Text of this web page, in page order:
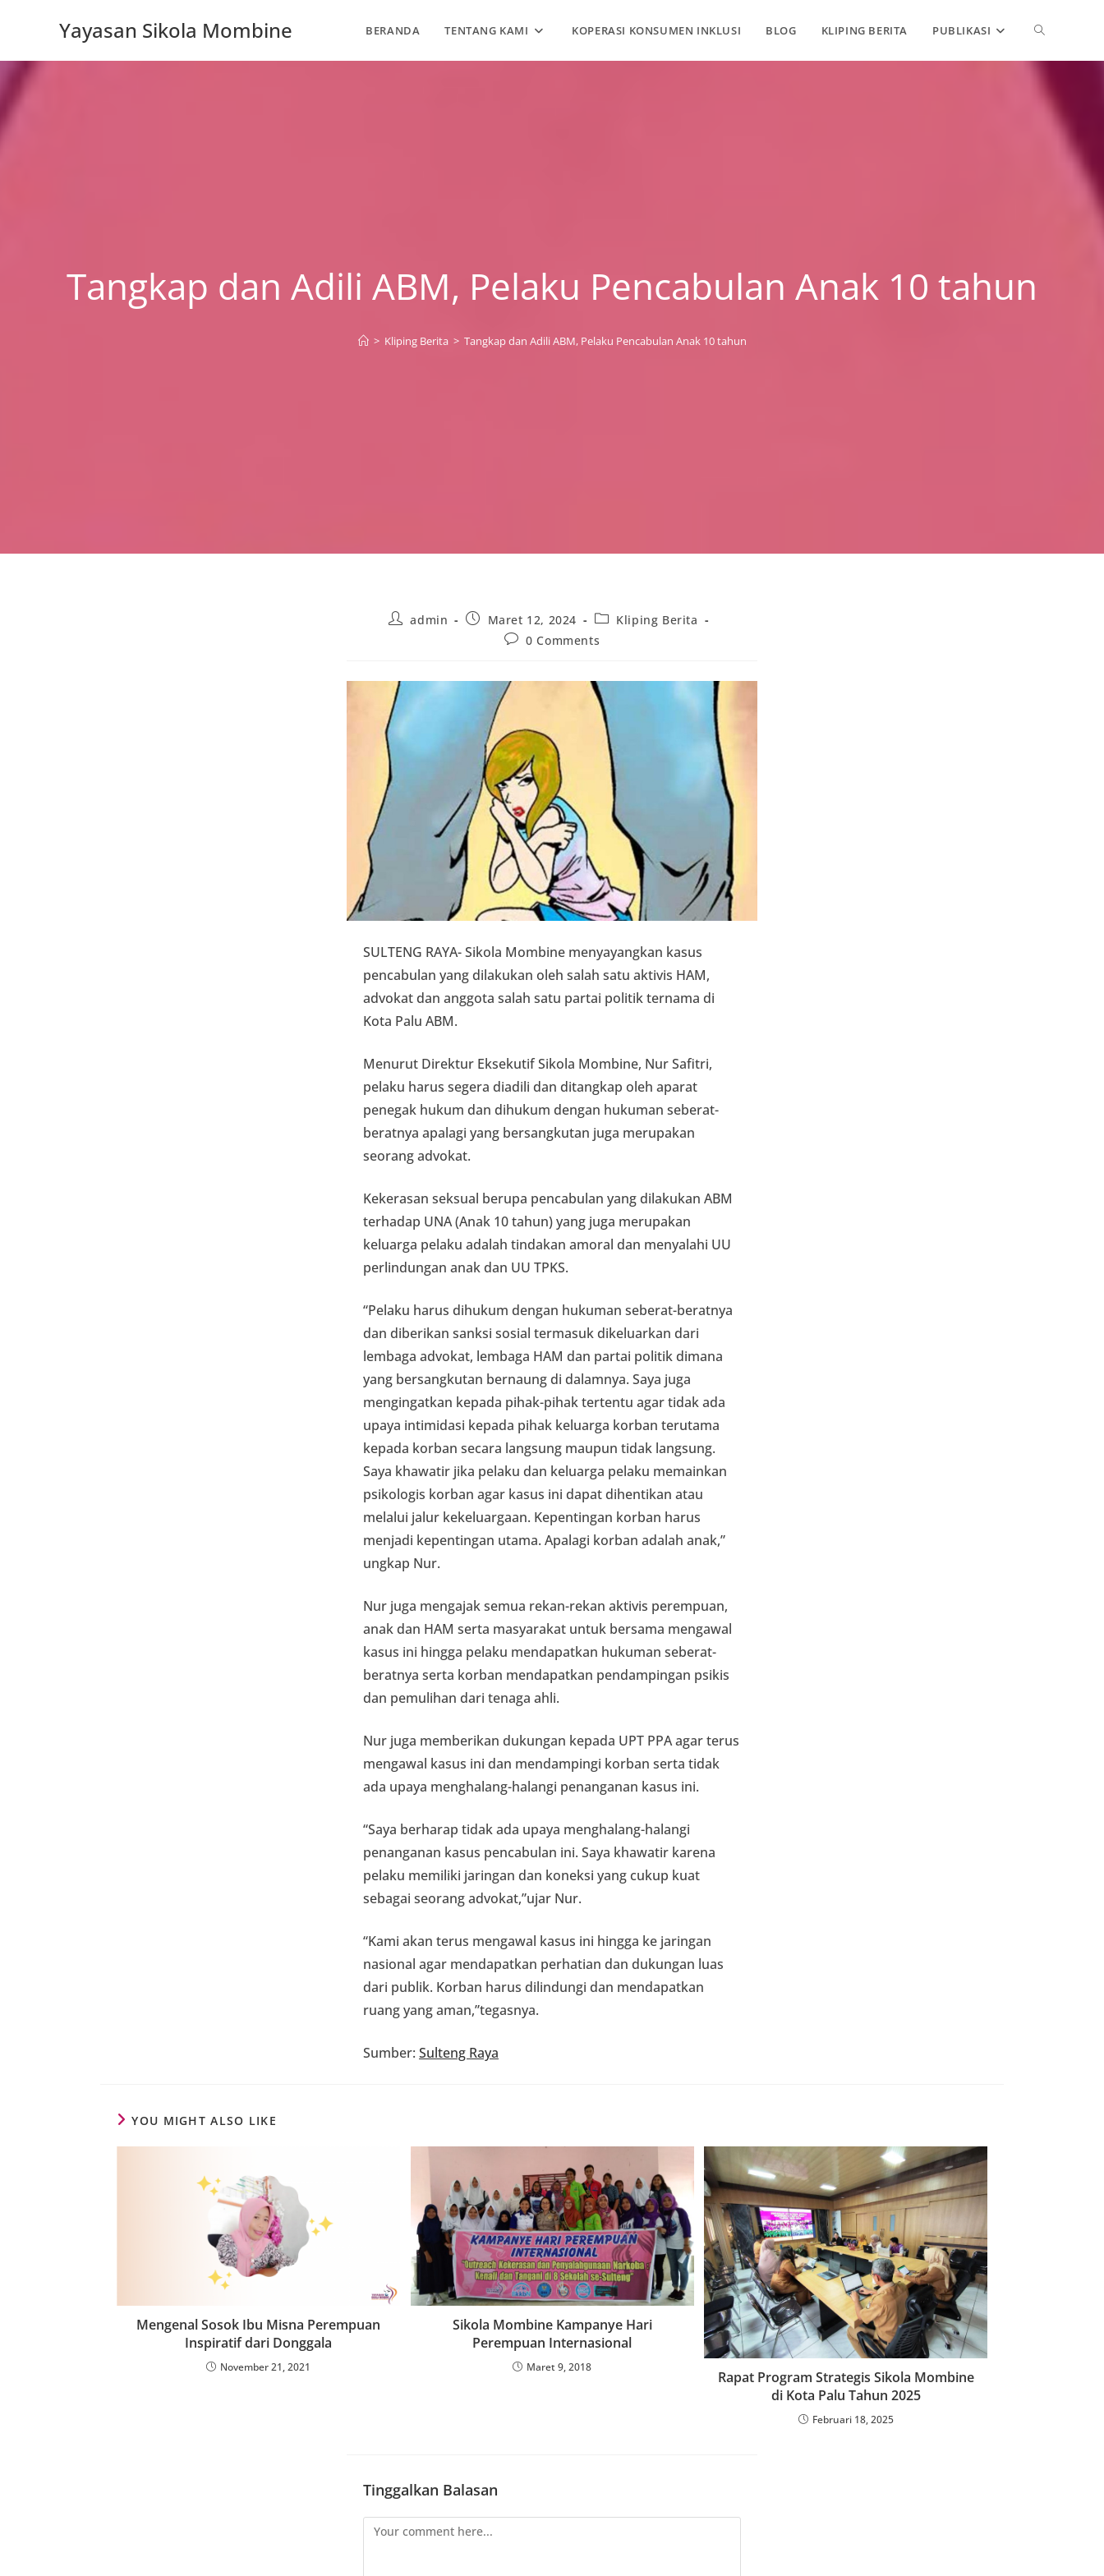
Yayasan Sikola Mombine BERANDA TENTANG KAMI KOPERASI KONSUMEN INKLUSI BLOG KLIPING BERITA PUBLIKASI TOGGLE
SEARCH
Tangkap dan Adili ABM, Pelaku Pencabulan Anak 10 tahun
> Kliping Berita > Tangkap dan Adili ABM, Pelaku Pencabulan Anak 10 tahun
Postadmin
Post
published:
Maret 12, 2024
PostKliping Berita
Post0 Comments
SULTENG RAYA- Sikola Mombine menyayangkan kasus
pencabulan yang dilakukan oleh salah satu aktivis HAM,
advokat dan anggota salah satu partai politik ternama di
Kota Palu ABM.
Menurut Direktur Eksekutif Sikola Mombine, Nur Safitri,
pelaku harus segera diadili dan ditangkap oleh aparat
penegak hukum dan dihukum dengan hukuman seberat-
beratnya apalagi yang bersangkutan juga merupakan
seorang advokat.
Kekerasan seksual berupa pencabulan yang dilakukan ABM
terhadap UNA (Anak 10 tahun) yang juga merupakan
keluarga pelaku adalah tindakan amoral dan menyalahi UU
perlindungan anak dan UU TPKS.
“Pelaku harus dihukum dengan hukuman seberat-beratnya
dan diberikan sanksi sosial termasuk dikeluarkan dari
lembaga advokat, lembaga HAM dan partai politik dimana
yang bersangkutan bernaung di dalamnya. Saya juga
mengingatkan kepada pihak-pihak tertentu agar tidak ada
upaya intimidasi kepada pihak keluarga korban terutama
kepada korban secara langsung maupun tidak langsung.
Saya khawatir jika pelaku dan keluarga pelaku memainkan
psikologis korban agar kasus ini dapat dihentikan atau
melalui jalur kekeluargaan. Kepentingan korban harus
menjadi kepentingan utama. Apalagi korban adalah anak,”
ungkap Nur.
Nur juga mengajak semua rekan-rekan aktivis perempuan,
anak dan HAM serta masyarakat untuk bersama mengawal
kasus ini hingga pelaku mendapatkan hukuman seberat-
beratnya serta korban mendapatkan pendampingan psikis
dan pemulihan dari tenaga ahli.
Nur juga memberikan dukungan kepada UPT PPA agar terus
mengawal kasus ini dan mendampingi korban serta tidak
ada upaya menghalang-halangi penanganan kasus ini.
“Saya berharap tidak ada upaya menghalang-halangi
penanganan kasus pencabulan ini. Saya khawatir karena
pelaku memiliki jaringan dan koneksi yang cukup kuat
sebagai seorang advokat,”ujar Nur.
“Kami akan terus mengawal kasus ini hingga ke jaringan
nasional agar mendapatkan perhatian dan dukungan luas
dari publik. Korban harus dilindungi dan mendapatkan
ruang yang aman,”tegasnya.
Sumber: Sulteng Raya
YOU MIGHT ALSO LIKE
Mengenal Sosok Ibu Misna Perempuan
Inspiratif dari Donggala
November 21, 2021
Sikola Mombine Kampanye Hari
Perempuan Internasional
Maret 9, 2018
Rapat Program Strategis Sikola Mombine
di Kota Palu Tahun 2025
Februari 18, 2025
Tinggalkan Balasan
Comment